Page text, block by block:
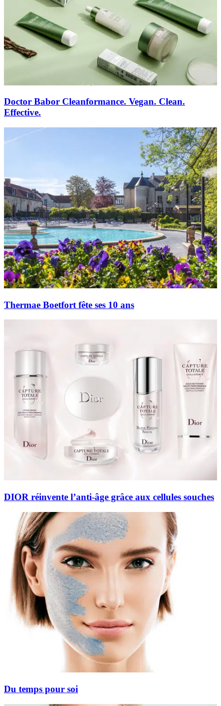
Doctor Babor Cleanformance. Vegan. Clean.
Effective.
Thermae Boetfort fête ses 10 ans
DIOR réinvente l’anti-âge grâce aux cellules souches
Du temps pour soi